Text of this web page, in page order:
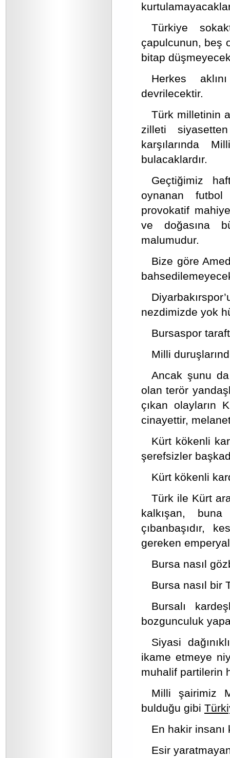
Türkiye
çapulcunun, beş
bitap
Herkes
devrilecektir.
Türk milletinin
zilleti
karşılarında
bulacaklardır.
Geçtiğimiz
oynanan futbol
provokatif
ve doğasına
malumudur.
Bize göre
nezdimizde yok
Bursaspor
Milli
Ancak şunu da
olan terör
çıkan olayların
cinayettir,
Kürt kökenli
şerefsizler
Kürt kökenli
Türk ile Kürt
kalkışan,
çıbanbaşıdır,
gereken
Bursa nasıl
Bursa nasıl bir
Bursalı
bozgunculuk
Siyasi
ikame etmeye
muhalif partilerin
Milli şairimiz
bulduğu gibi
En hakir
Esir